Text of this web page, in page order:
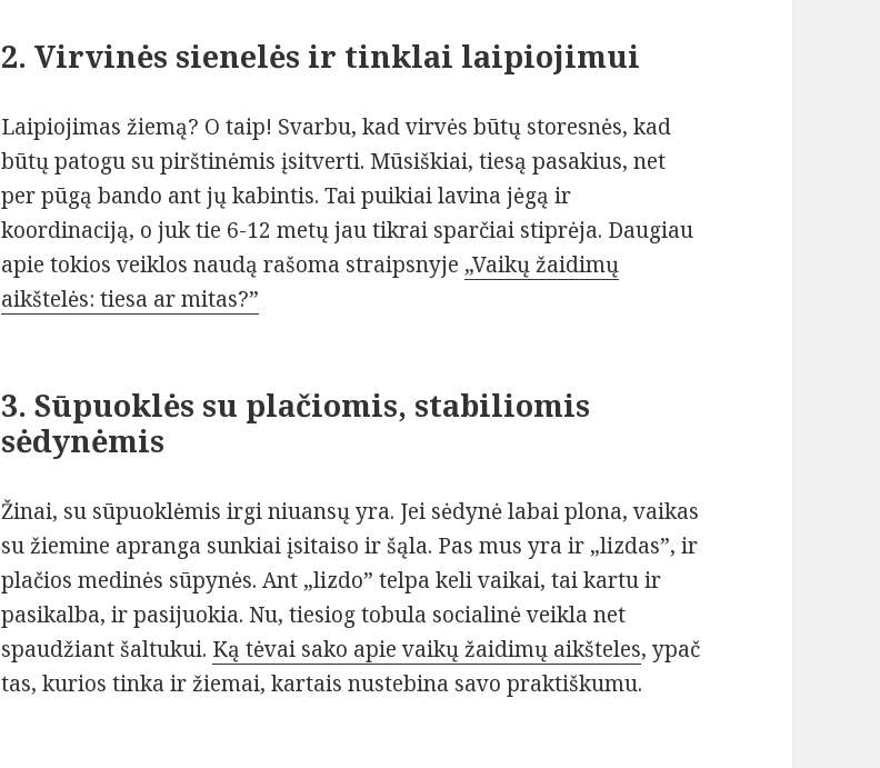
2. Virvinės sienelės ir tinklai laipiojimui
Laipiojimas žiemą? O taip! Svarbu, kad virvės būtų storesnės, kad
būtų patogu su pirštinėmis įsitverti. Mūsiškiai, tiesą pasakius, net
per pūgą bando ant jų kabintis. Tai puikiai lavina jėgą ir
koordinaciją, o juk tie 6-12 metų jau tikrai sparčiai stiprėja. Daugiau
apie tokios veiklos naudą rašoma straipsnyje „Vaikų žaidimų
aikštelės: tiesa ar mitas?”
3. Sūpuoklės su plačiomis, stabiliomis
sėdynėmis
Žinai, su sūpuoklėmis irgi niuansų yra. Jei sėdynė labai plona, vaikas
su žiemine apranga sunkiai įsitaiso ir šąla. Pas mus yra ir „lizdas”, ir
plačios medinės sūpynės. Ant „lizdo” telpa keli vaikai, tai kartu ir
pasikalba, ir pasijuokia. Nu, tiesiog tobula socialinė veikla net
spaudžiant šaltukui. Ką tėvai sako apie vaikų žaidimų aikšteles, ypač
tas, kurios tinka ir žiemai, kartais nustebina savo praktiškumu.